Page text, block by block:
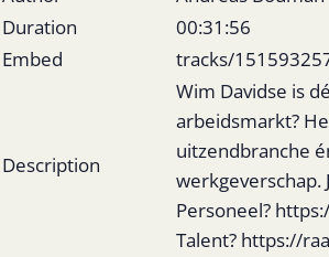
Duration
00:31:56
Embed
tracks/
Description
Wim Davidse is
arbeidsmarkt?
uitzendbranche
werkgeverschap.
Personeel?
Talent? https://